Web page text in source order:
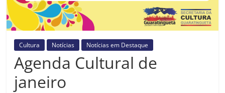
Cultura Notícias Notícias em Destaque
Agenda Cultural de
janeiro